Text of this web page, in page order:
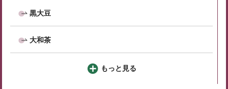
黒大豆
大和茶
もっと見る